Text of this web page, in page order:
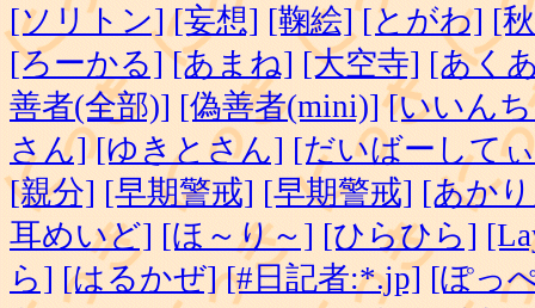
[ソリトン] [妄想] [鞠絵] [とがわ] [
[ろーかる] [あまね] [大空寺] [あく
善者(全部)] [偽善者(mini)] [いいん
さん] [ゆきとさん] [だいばーして
[親分] [早期警戒] [早期警戒] [あか
耳めいど] [ほ～り～] [ひらひら]
ら] [はるかぜ] [#日記者:*.jp] [ぽっ